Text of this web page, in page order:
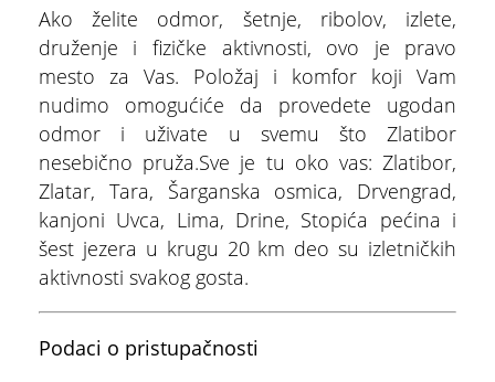
Ako želite odmor, šetnje, ribolov, izlete,
druženje i fizičke aktivnosti, ovo je pravo
mesto za Vas. Položaj i komfor koji Vam
nudimo omogućiće da provedete ugodan
odmor i uživate u svemu što Zlatibor
nesebično pruža.Sve je tu oko vas: Zlatibor,
Zlatar, Tara, Šarganska osmica, Drvengrad,
kanjoni Uvca, Lima, Drine, Stopića pećina i
šest jezera u krugu 20 km deo su izletničkih
aktivnosti svakog gosta.
Podaci o pristupačnosti
ŠTA
VIDETI FEATURED
Multimedijalna fontana